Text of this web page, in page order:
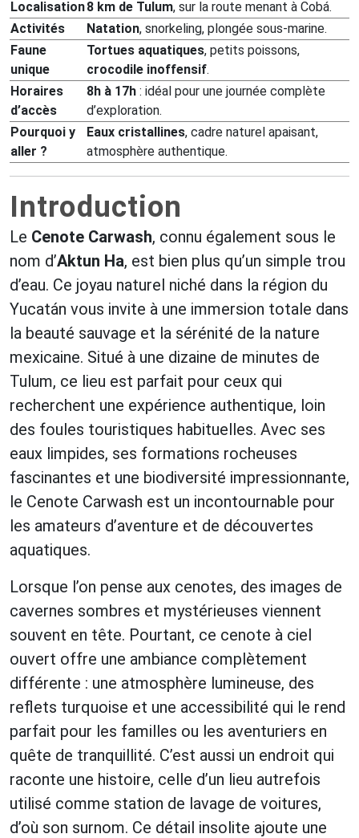
Localisation8 km de Tulum, sur la route menant à Cobá.
Activités
Natation, snorkeling, plongée sous-marine.
Faune
unique
Tortues aquatiques, petits poissons,
crocodile inoffensif.
Horaires
d’accès
8h à 17h : idéal pour une journée complète
d’exploration.
Pourquoi y
aller ?
Eaux cristallines, cadre naturel apaisant,
atmosphère authentique.
Introduction
Le Cenote Carwash, connu également sous le
nom d’Aktun Ha, est bien plus qu’un simple trou
d’eau. Ce joyau naturel niché dans la région du
Yucatán vous invite à une immersion totale dans
la beauté sauvage et la sérénité de la nature
mexicaine. Situé à une dizaine de minutes de
Tulum, ce lieu est parfait pour ceux qui
recherchent une expérience authentique, loin
des foules touristiques habituelles. Avec ses
eaux limpides, ses formations rocheuses
fascinantes et une biodiversité impressionnante,
le Cenote Carwash est un incontournable pour
les amateurs d’aventure et de découvertes
aquatiques.
Lorsque l’on pense aux cenotes, des images de
cavernes sombres et mystérieuses viennent
souvent en tête. Pourtant, ce cenote à ciel
ouvert offre une ambiance complètement
différente : une atmosphère lumineuse, des
reflets turquoise et une accessibilité qui le rend
parfait pour les familles ou les aventuriers en
quête de tranquillité. C’est aussi un endroit qui
raconte une histoire, celle d’un lieu autrefois
utilisé comme station de lavage de voitures,
d’où son surnom. Ce détail insolite ajoute une